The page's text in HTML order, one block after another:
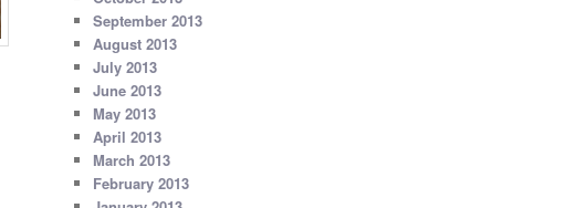
September 2013
August 2013
July 2013
June 2013
May 2013
April 2013
March 2013
February 2013